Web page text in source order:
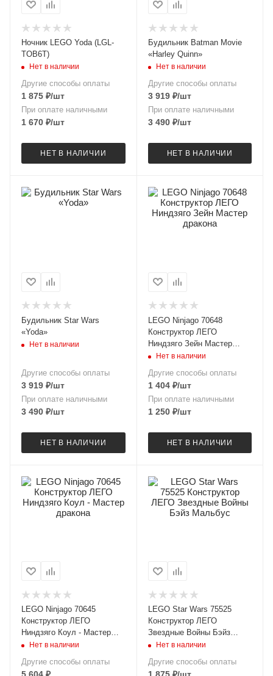
Ночник LEGO Yoda (LGL-
TOB6T)
Нет в наличии
Другие способы оплаты
1 875 ₽/шт
При оплате наличными
1 670 ₽/шт
НЕТ В НАЛИЧИИ
Будильник Batman Movie
«Harley Quinn»
Нет в наличии
Другие способы оплаты
3 919₽/шт
При оплате наличными
3 490₽/шт
НЕТ В НАЛИЧИИ
Будильник Star Wars
«Yoda»
Нет в наличии
Другие способы оплаты
3 919 ₽/шт
При оплате наличными
3 490 ₽/шт
НЕТ В НАЛИЧИИ
LEGO Ninjago 70648
Конструктор ЛЕГО
Ниндзяго Зейн Мастер
дракона
Нет в наличии
Другие способы оплаты
1 404₽/шт
При оплате наличными
1 250₽/шт
НЕТ В НАЛИЧИИ
LEGO Ninjago 70645
Конструктор ЛЕГО
Ниндзяго Коул - Мастер
дракона
Нет в наличии
Другие способы оплаты
LEGO Star Wars 75525
Конструктор ЛЕГО
Звездные Войны Бэйз
Мальбус
Нет в наличии
Другие способы оплаты